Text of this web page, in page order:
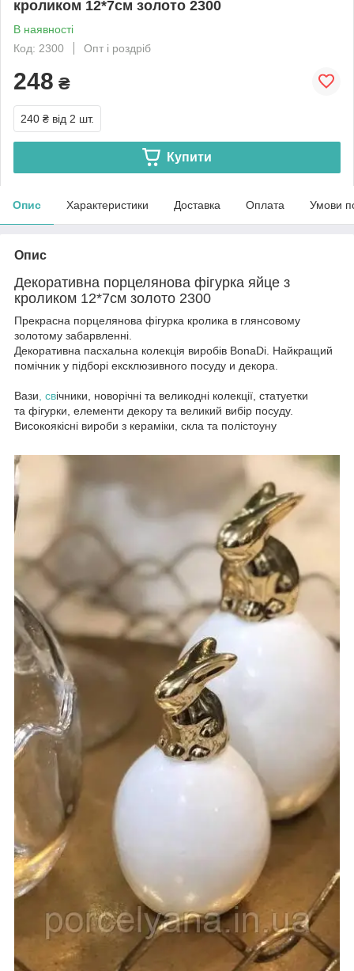
кроликом 12*7см золото 2300
В наявності
Код: 2300
Опт і роздріб
248 ₴
240 ₴ від 2 шт.
Купити
Опис Характеристики Доставка Оплата Умови
Опис
Декоративна порцелянова фігурка яйце з
кроликом 12*7см золото 2300
Прекрасна порцелянова фігурка кролика в глянсовому
золотому забарвленні.
Декоративна пасхальна колекція виробів BonaDi. Найкращий
помічник у підборі ексклюзивного посуду и декора.
Вази , свічники, новорічні та великодні колекції, статуетки
та фігурки, елементи декору та великий вибір посуду.
Високоякісні вироби з кераміки, скла та полістоуну